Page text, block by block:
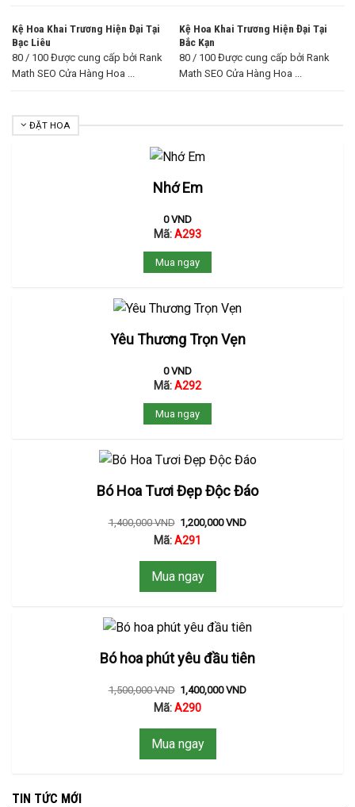
Kệ Hoa Khai Trương Hiện Đại Tại
Bạc Liêu
80 / 100 Được cung cấp bởi Rank
Math SEO Cửa Hàng Hoa ...
Kệ Hoa Khai Trương Hiện Đại Tại
Bắc Kạn
80 / 100 Được cung cấp bởi Rank
Math SEO Cửa Hàng Hoa ...
ĐẶT HOA
Nhớ Em
0VND
Mã:A293
Mua ngay
Yêu Thương Trọn Vẹn
0VND
Mã:A292
Mua ngay
Bó Hoa Tươi Đẹp Độc Đáo
1,400,000VND 1,200,000VND
Mã:A291
Mua ngay
Bó hoa phút yêu đầu tiên
1,500,000VND 1,400,000VND
Mã:A290
Mua ngay
TIN TỨC MỚI